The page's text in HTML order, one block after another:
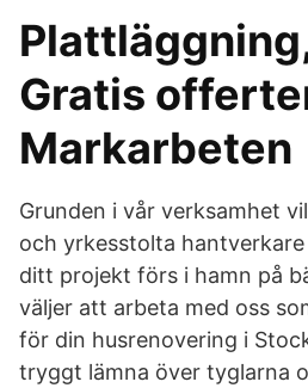
Gratis
Markarbeten
Grunden i vår verksamhet
och yrkesstolta
ditt projekt förs i hamn på
väljer att arbeta med oss
för din husrenovering i
tryggt lämna över tyglarna